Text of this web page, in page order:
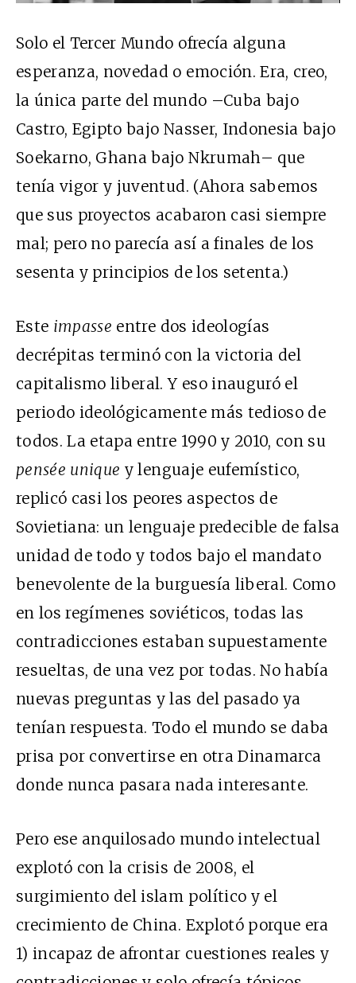
Solo el Tercer Mundo ofrecía alguna
esperanza, novedad o emoción. Era, creo,
la única parte del mundo –Cuba bajo
Castro, Egipto bajo Nasser, Indonesia bajo
Soekarno, Ghana bajo Nkrumah– que
tenía vigor y juventud. (Ahora sabemos
que sus proyectos acabaron casi siempre
mal; pero no parecía así a finales de los
sesenta y principios de los setenta.)
Este impasse entre dos ideologías
decrépitas terminó con la victoria del
capitalismo liberal. Y eso inauguró el
periodo ideológicamente más tedioso de
todos. La etapa entre 1990 y 2010, con su
pensée unique y lenguaje eufemístico,
replicó casi los peores aspectos de
Sovietiana: un lenguaje predecible de falsa
unidad de todo y todos bajo el mandato
benevolente de la burguesía liberal. Como
en los regímenes soviéticos, todas las
contradicciones estaban supuestamente
resueltas, de una vez por todas. No había
nuevas preguntas y las del pasado ya
tenían respuesta. Todo el mundo se daba
prisa por convertirse en otra Dinamarca
donde nunca pasara nada interesante.
Pero ese anquilosado mundo intelectual
explotó con la crisis de 2008, el
surgimiento del islam político y el
crecimiento de China. Explotó porque era
1) incapaz de afrontar cuestiones reales y